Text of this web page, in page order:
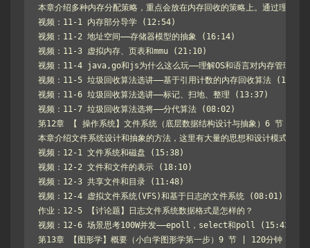
本章介绍多种内存分配策略，重点会放在内存回收的策略上。通过理解
视频：11-1 内存部分导学 (12:54)
视频：11-2 地址空间——存储器模型的抽象 (16:14)
视频：11-3 虚拟内存、页表和mmu (21:10)
视频：11-4 java,go和js为什么这么玩——理解OS和语言对内存管理的
视频：11-5 垃圾回收算法选讲——基于引用计数的内存回收算法 (11:48)
视频：11-6 垃圾回收算法选讲——标记、扫地、整理 (13:37)
视频：11-7 垃圾回收算法选将——分代算法 (08:02)
第12章 【 操作系统】文件系统（底层数据结构设计与抽象）6 节 | 70
本章介绍文件系统设计和抽象的方法，这里有大量的思想和设计模式可
视频：12-1 文件系统和磁盘 (15:38)
视频：12-2 文件和文件的表示 (18:10)
视频：12-3 共享文件和目录 (11:48)
视频：12-4 虚拟文件系统(VFS)和基于日志的文件系统 (08:01)
作业：12-5 【讨论题】日志文件系统数据格式是怎样的？
视频：12-6 场景思考100W并发——epoll，select和poll (15:43)
第13章 【图形学】概要（小白学图形学第一步）9 节 | 120分钟